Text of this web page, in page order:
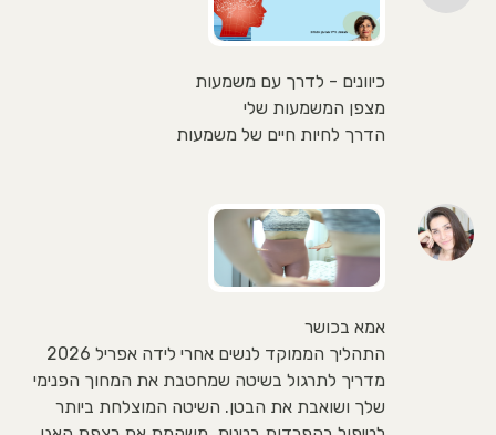
כיוונים - לדרך עם משמעות
מצפן המשמעות שלי
הדרך לחיות חיים של משמעות
אמא בכושר
התהליך הממוקד לנשים אחרי לידה אפריל 2026
מדריך לתרגול בשיטה שמחטבת את המחוך הפנימי
שלך ושואבת את הבטן. השיטה המוצלחת ביותר